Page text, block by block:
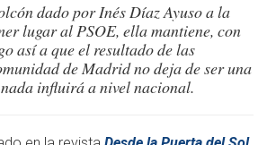
dado por Inés Díaz Ayuso a la
lugar al PSOE, ella mantiene, con
así a que el resultado de las
de Madrid no deja de ser una
influirá a nivel nacional.